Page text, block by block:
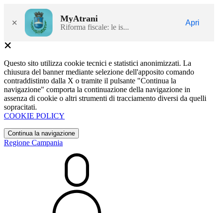
× MyAtrani
Riforma fiscale: le is...
Apri
Questo sito utilizza cookie tecnici e statistici anonimizzati. La
chiusura del banner mediante selezione dell'apposito comando
contraddistinto dalla X o tramite il pulsante "Continua la
navigazione" comporta la continuazione della navigazione in
assenza di cookie o altri strumenti di tracciamento diversi da quelli
sopracitati.
COOKIE POLICY
Continua la navigazione
Regione Campania